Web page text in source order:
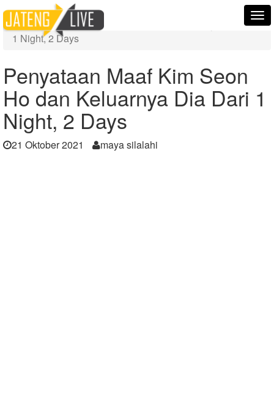
Home
Berita
Penyataan Maaf Kim Seon Ho dan Keluarnya Dia Dari
1 Night, 2 Days
Penyataan Maaf Kim Seon
Ho dan Keluarnya Dia Dari 1
Night, 2 Days
21 Oktober 2021 maya silalahi